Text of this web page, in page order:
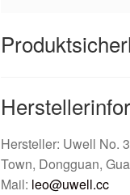
Hersteller: Uwell No.
Town, Dongguan,
Mail: leo@uwell.cc